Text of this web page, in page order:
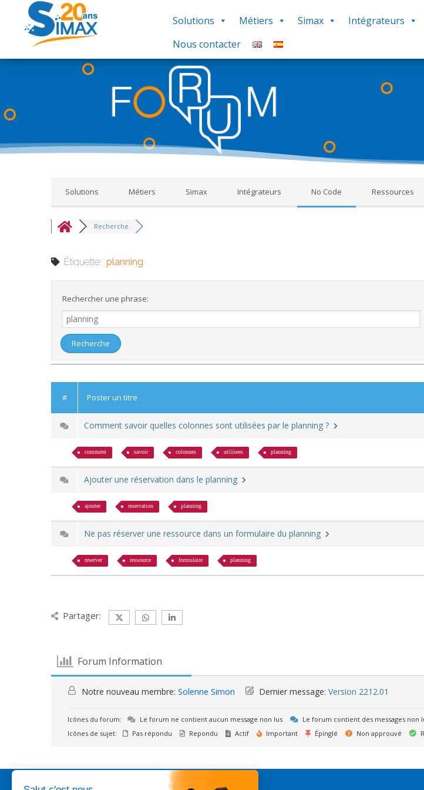
Solutions Métiers Simax Intégrateurs
Nous contacter
Le
Base de Connaissances : Ce regroupement de forums constitue une source
thématique, nous vous proposons un ensemble de réponses, procédures, savoir-faire
réponse à votre recherche, utilisez le groupe ‘Q&R Procédure et Dépannage’ pour poser
Solutions Métiers Simax Intégrateurs No Code Ressources
Recherche
Étiquette:planning
Rechercher une phrase:
# Poster un titre
Comment savoir quelles colonnes sont utilisées par le planning ?
comment savoir colonnes utilisees planning
Ajouter une réservation dans le planning
ajouter reservation planning
Ne pas réserver une ressource dans un formulaire du planning
reserver ressource formulaire planning
Partager:
Forum Information
Notre nouveau membre:Solenne Simon Dernier message:Version 2212.01
Icônes du forum: Le forum ne contient aucun message non lus
Le forum contient des messages non
Icônes de sujet:
Pas répondu Repondu Actif Important Épinglé Non approuvé